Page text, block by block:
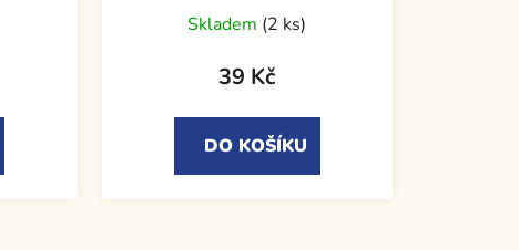
Skladem (2 ks)
39 Kč
DO KOŠÍKU